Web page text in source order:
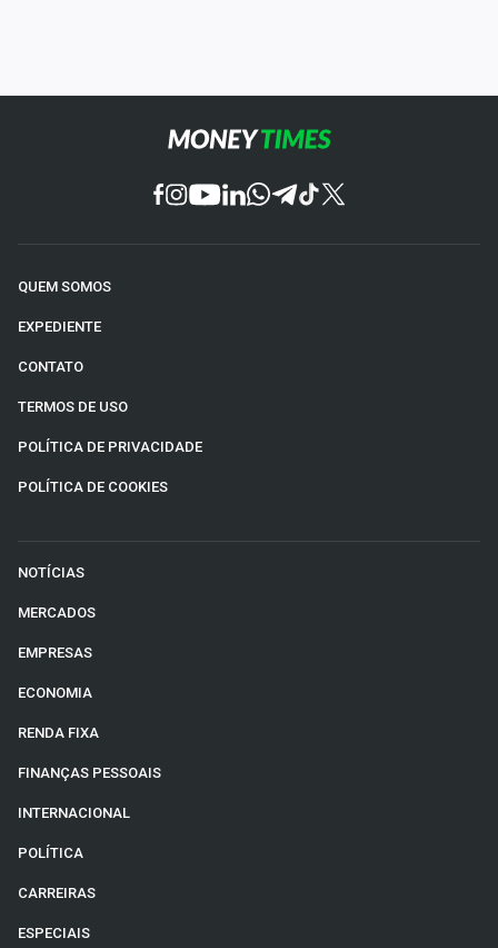
QUEM SOMOS
EXPEDIENTE
CONTATO
TERMOS DE USO
POLÍTICA DE PRIVACIDADE
POLÍTICA DE COOKIES
NOTÍCIAS
MERCADOS
EMPRESAS
ECONOMIA
RENDA FIXA
FINANÇAS PESSOAIS
INTERNACIONAL
POLÍTICA
CARREIRAS
ESPECIAIS